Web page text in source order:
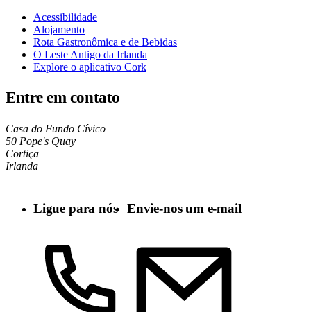
Acessibilidade
Alojamento
Rota Gastronômica e de Bebidas
O Leste Antigo da Irlanda
Explore o aplicativo Cork
Entre em contato
Casa do Fundo Cívico
50 Pope's Quay
Cortiça
Irlanda
Ligue para nós Envie-nos um e-mail